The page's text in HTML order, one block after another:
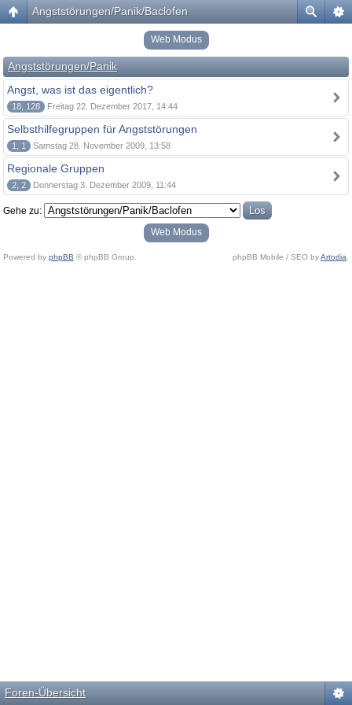
Angststörungen/Panik/Baclofen
Web Modus
Angststörungen/Panik
Angst, was ist das eigentlich?
18, 128 Freitag 22. Dezember 2017, 14:44
Selbsthilfegruppen für Angststörungen
1, 1 Samstag 28. November 2009, 13:58
Regionale Gruppen
2, 2 Donnerstag 3. Dezember 2009, 11:44
Gehe zu:
Web Modus
Powered by phpBB © phpBB Group. phpBB Mobile / SEO byArtodia
Foren-Übersicht